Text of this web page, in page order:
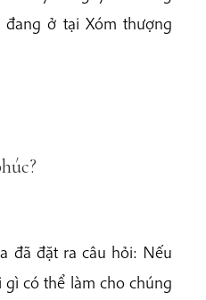
ở tại Xóm thượng
đã đặt ra câu hỏi: Nếu
có thể làm cho chúng